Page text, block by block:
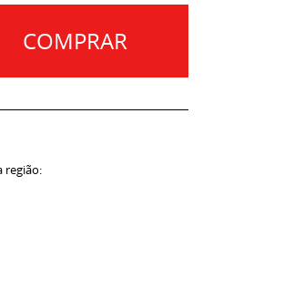
COMPRAR
região: